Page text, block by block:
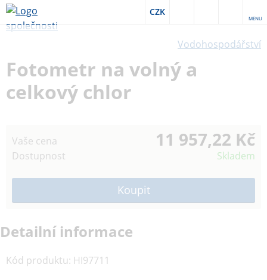
CZK
MENU
Vodohospodářství
Fotometr na volný a
celkový chlor
Vaše cena 11 957,22 Kč
Dostupnost Skladem
Detailní informace
Kód produktu: HI97711